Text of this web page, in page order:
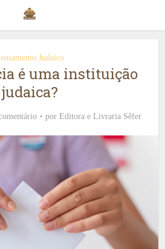
Judaico
é uma instituição
judaica?
por Editora e Livraria Sêfer